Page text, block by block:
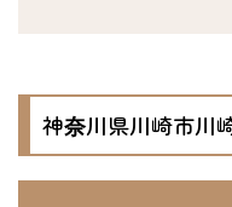
神奈川県川崎市川